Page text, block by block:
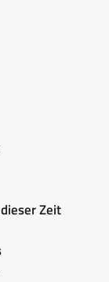
Zeit